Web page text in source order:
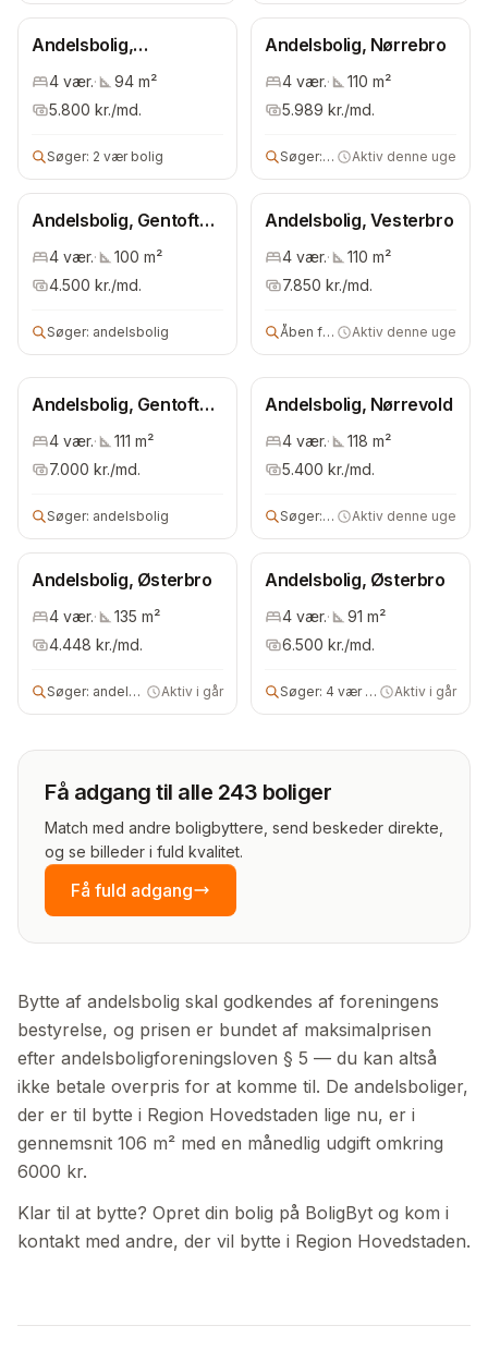
Andelsbolig,
Københavns omegn
4 vær.· 94 m²
5.800 kr./md.
Søger: 2 vær bolig
Andelsbolig, Nørrebro
4 vær.· 110 m²
5.989 kr./md.
Søger:2 vær andels- eller
Aktiv denne uge
Andelsbolig, Gentofte
Kommune
4 vær.· 100 m²
4.500 kr./md.
Søger: andelsbolig
Andelsbolig, Vesterbro
4 vær.· 110 m²
7.850 kr./md.
Åben for alle Aktiv denne uge
Andelsbolig, Gentofte
Kommune
4 vær.· 111 m²
7.000 kr./md.
Søger: andelsbolig
Andelsbolig, Nørrevold
4 vær.· 118 m²
5.400 kr./md.
Søger:4 vær andels- eller
Aktiv denne uge
Andelsbolig, Østerbro
4 vær.· 135 m²
4.448 kr./md.
Søger: andelsbolig Aktiv i går
Andelsbolig, Østerbro
4 vær.· 91 m²
6.500 kr./md.
Søger: 4 vær andels- eller ejerbolig Aktiv i går
Få adgang til alle 243 boliger
Match med andre boligbyttere, send beskeder direkte,
og se billeder i fuld kvalitet.
Få fuld adgang
Bytte af andelsbolig skal godkendes af foreningens
bestyrelse, og prisen er bundet af maksimalprisen
efter andelsboligforeningsloven § 5 — du kan altså
ikke betale overpris for at komme til. De andelsboliger,
der er til bytte i Region Hovedstaden lige nu, er i
gennemsnit 106 m² med en månedlig udgift omkring
6000 kr.
Klar til at bytte? Opret din bolig på BoligByt og kom i
kontakt med andre, der vil bytte i Region Hovedstaden.